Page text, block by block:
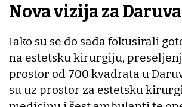
Nova vizija za
Iako su se do sada fokusirali
na estetsku kirurgiju,
prostor od 700 kvadrata u
su uz prostor za estetsku